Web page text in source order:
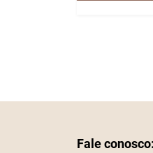
Fale conosco: